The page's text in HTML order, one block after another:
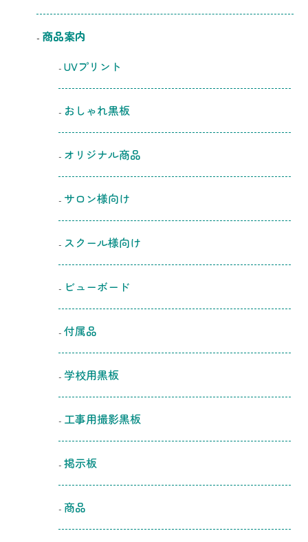
商品案内
UVプリント
おしゃれ黒板
オリジナル商品
サロン様向け
スクール様向け
ビューボード
付属品
学校用黒板
工事用撮影黒板
掲示板
商品